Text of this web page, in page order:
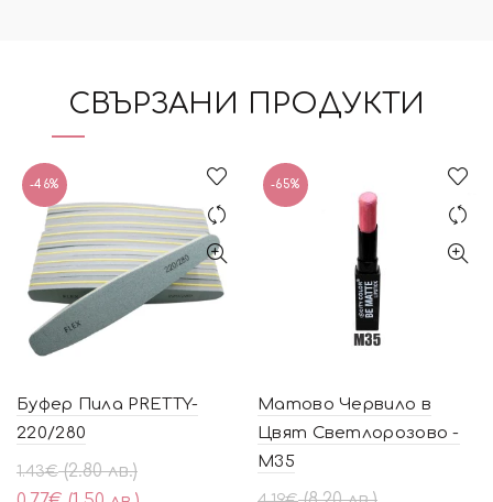
СВЪРЗАНИ ПРОДУКТИ
-46%
Буфер Пила PRETTY-
220/280
1.43€ (2.80 лв.)
Original
price
Текущата
цена
-65%
Матово Червило в
Цвят Светлорозово -
M35